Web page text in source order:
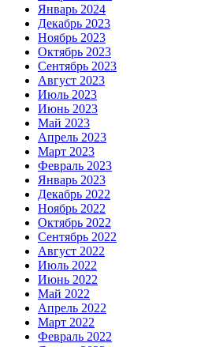
Январь 2024
Декабрь 2023
Ноябрь 2023
Октябрь 2023
Сентябрь 2023
Август 2023
Июль 2023
Июнь 2023
Май 2023
Апрель 2023
Март 2023
Февраль 2023
Январь 2023
Декабрь 2022
Ноябрь 2022
Октябрь 2022
Сентябрь 2022
Август 2022
Июль 2022
Июнь 2022
Май 2022
Апрель 2022
Март 2022
Февраль 2022